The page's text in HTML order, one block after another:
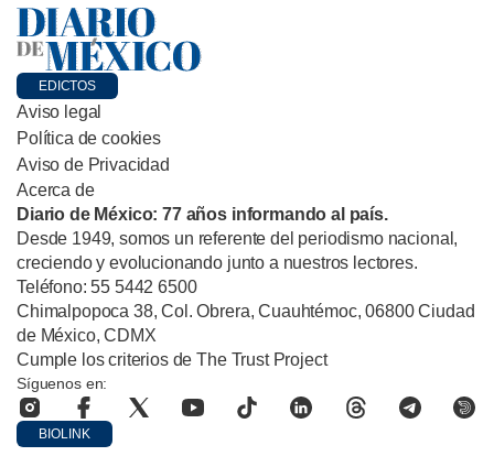
EDICTOS
Aviso legal
Política de cookies
Aviso de Privacidad
Acerca de
Diario de México: 77 años informando al país.
Desde 1949, somos un referente del periodismo nacional,
creciendo y evolucionando junto a nuestros lectores.
Teléfono: 55 5442 6500
Chimalpopoca 38, Col. Obrera, Cuauhtémoc, 06800 Ciudad
de México, CDMX
Cumple los criterios de The Trust Project
Síguenos en:
BIOLINK